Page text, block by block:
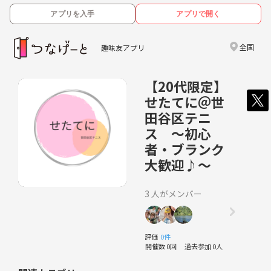
アプリを入手 アプリで開く
趣味友アプリ 全国
【20代限定】
せたてに＠世
田谷区テニ
ス ～初心
者・ブランク
大歓迎♪～
3 人がメンバー
評価 0件
開催数 0回 過去参加 0人